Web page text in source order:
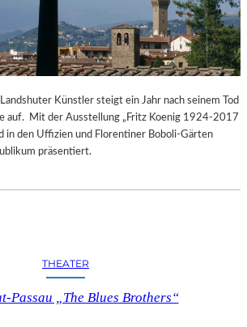
Künstler steigt ein Jahr nach seinem Tod
auf. Mit der Ausstellung „Fritz Koenig 1924-2017
in den Uffizien und Florentiner Boboli-Gärten
präsentiert.
THEATER
Passau „The Blues Brothers“